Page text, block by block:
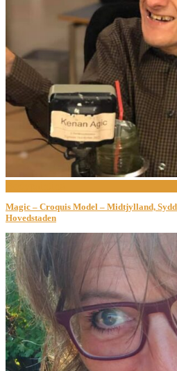
Magic – Croquis Model – Midtjylland,
Hovedstaden